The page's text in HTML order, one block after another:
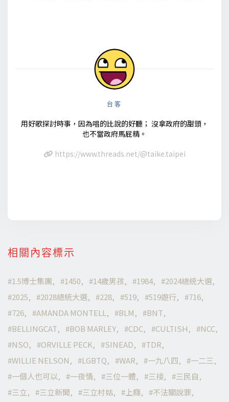
台客
用好歌探討時事，因為唱的比說的好聽； 沒拿政府的甜頭，
也不當政府馬屁精。
https://www.threads.net/@taike.taipei
相關內容標示
1.5博士集團 1450 14歲男孩 1984
2024總統大選
2025
2028總統大選 228 519 519遊行
716
726
AMANDA MONTELL BLM
BNT
BELLINGCAT
BOB MARLEY CDC CULTISH
NCC
NSO
ORVILLE PECK SINEAD
TDR
WILLIE NELSON
LGBTQ WAR 一九八四
一二三
一個人也可以
一夜情 三位一體 三接
三民自
三立
三立新聞 三立村姑 上癮
不法關說罪